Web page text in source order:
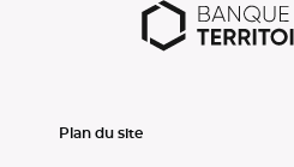
Plan du site